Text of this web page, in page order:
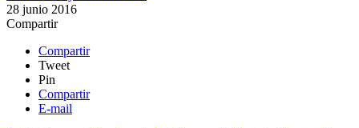
28 junio 2016
Compartir
Compartir
Tweet
Pin
Compartir
E-mail